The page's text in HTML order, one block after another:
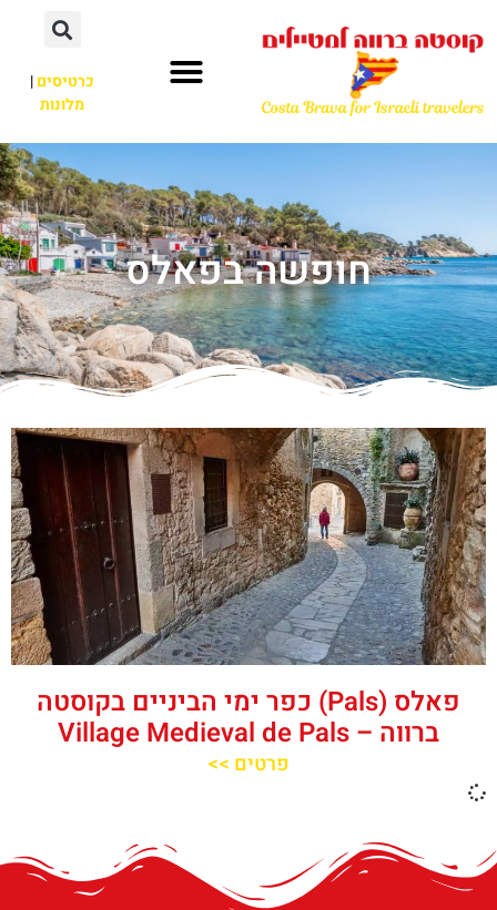
כרטיסים|
מלונות
חופשה בפאלס
פאלס (Pals) כפר ימי הביניים בקוסטה
ברווה – ‪‪Village Medieval de Pals‬‬
פרטים >>